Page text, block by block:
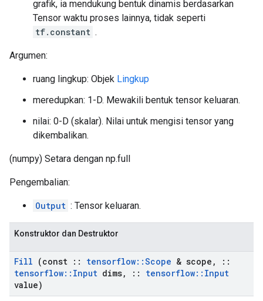
grafik, ia mendukung bentuk dinamis berdasarkan
Tensor waktu proses lainnya, tidak seperti
tf.constant .
Argumen:
ruang lingkup: Objek Lingkup
meredupkan: 1-D. Mewakili bentuk tensor keluaran.
nilai: 0-D (skalar). Nilai untuk mengisi tensor yang
dikembalikan.
(numpy) Setara dengan np.full
Pengembalian:
Output : Tensor keluaran.
Konstruktor dan Destruktor
Fill (const :: tensorflow::Scope & scope ,
::
tensorflow:: Input dims, :: tensorflow:: Input
value)